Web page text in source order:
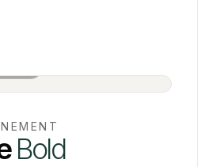
Bold